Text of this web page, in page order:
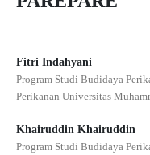
Fitri Indahyani
Program Studi Budidaya
Perikanan Universitas
Khairuddin Khairuddin
Program Studi Budidaya